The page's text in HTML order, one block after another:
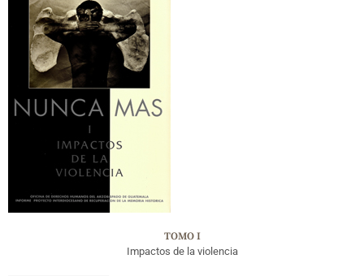
TOMO I
Impactos de la violencia